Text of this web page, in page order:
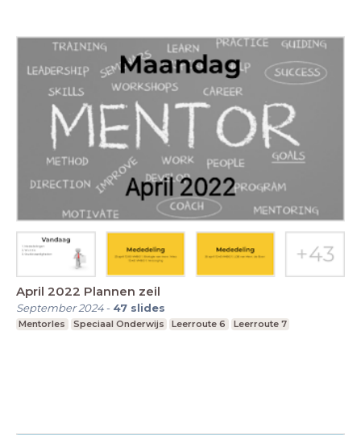
April 2022 Plannen zeil
September 2024- 47 slides
Mentorles Speciaal Onderwijs Leerroute 6 Leerroute 7